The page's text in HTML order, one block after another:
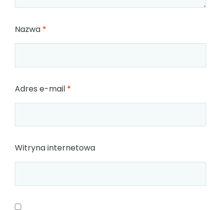
Nazwa *
Adres e-mail *
Witryna internetowa